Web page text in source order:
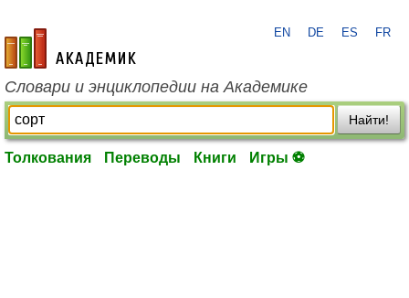
academic.ru
EN DE ES FR
Словари и энциклопедии на Академике
Найти!
Толкования Переводы Книги Игры ⚽